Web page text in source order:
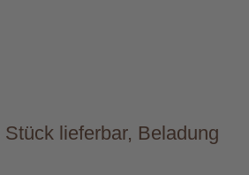
lieferbar, Beladung